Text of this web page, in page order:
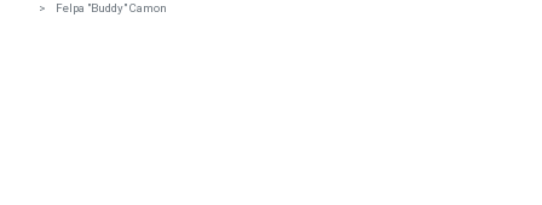
Felpa "Buddy" Camon